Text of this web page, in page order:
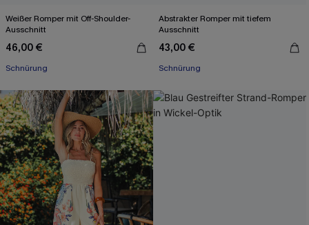
Weißer Romper mit Off-Shoulder-
Ausschnitt
46,00 €
Schnürung
Abstrakter Romper mit tiefem
Ausschnitt
43,00 €
Schnürung